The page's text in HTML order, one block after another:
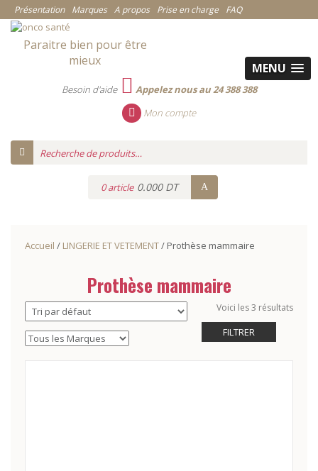
MENU
Présentation Marques A propos Prise en charge FAQ
Paraitre bien pour être
mieux
Besoin d'aide
Appelez nous au 24 388 388
Mon compte
0 article 0.000 DT
Accueil / LINGERIE ET VETEMENT/ Prothèse mammaire
Prothèse mammaire
Voici les 3 résultats
FILTRER